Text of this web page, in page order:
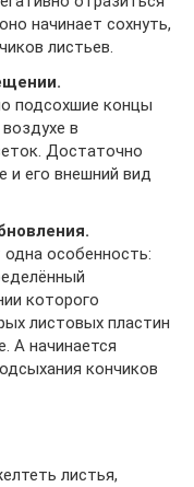
начинает сохнуть,
листьев.
подсохшие концы
в
Достаточно
и его внешний вид
особенность:
которого
листовых пластин
А начинается
кончиков
листья,